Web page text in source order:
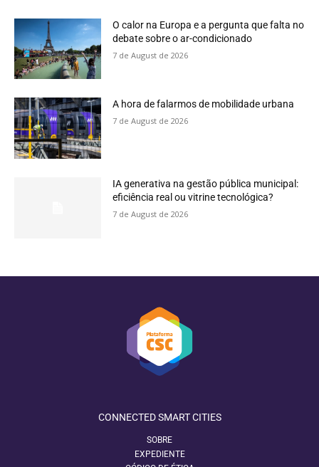
O calor na Europa e a pergunta que falta no
debate sobre o ar-condicionado
7 de August de 2026
A hora de falarmos de mobilidade urbana
7 de August de 2026
IA generativa na gestão pública municipal:
eficiência real ou vitrine tecnológica?
7 de August de 2026
CONNECTED SMART CITIES
SOBRE
EXPEDIENTE